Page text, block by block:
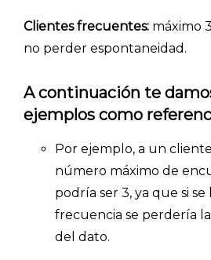
Clientes frecuentes: máximo
no perder espontaneidad.
A continuación te
ejemplos como
Por ejemplo, a un
número máximo de
podría ser 3, ya que si
frecuencia se perdería
del dato.